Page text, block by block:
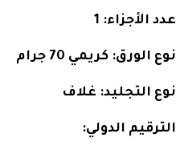
عدد الأجزاء:
نوع الورق: كريمي 70 جرام
نوع التجليد: غلاف
الترقيم الدولي: